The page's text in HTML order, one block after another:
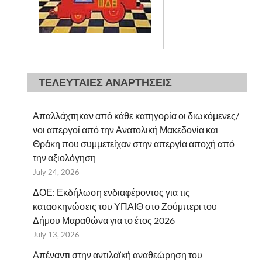
ΤΕΛΕΥΤΑΙΕΣ ΑΝΑΡΤΗΣΕΙΣ
Απαλλάχτηκαν από κάθε κατηγορία οι διωκόμενες/
νοι απεργοί από την Ανατολική Μακεδονία και
Θράκη που συμμετείχαν στην απεργία αποχή από
την αξιολόγηση
July 24, 2026
ΔΟΕ: Εκδήλωση ενδιαφέροντος για τις
κατασκηνώσεις του ΥΠΑΙΘ στο Ζούμπερι του
Δήμου Μαραθώνα για το έτος 2026
July 13, 2026
Απέναντι στην αντιλαϊκή αναθεώρηση του